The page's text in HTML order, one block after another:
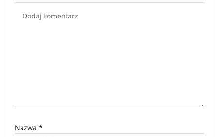
Nazwa *